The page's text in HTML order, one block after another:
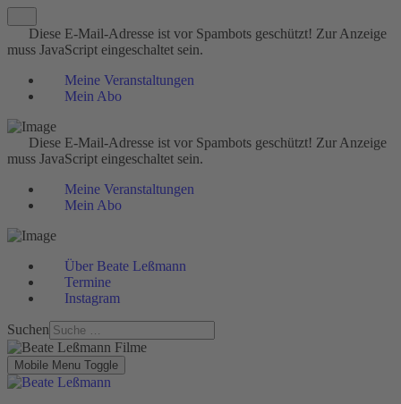
Diese E-Mail-Adresse ist vor Spambots geschützt! Zur Anzeige
muss JavaScript eingeschaltet sein.
Meine Veranstaltungen
Mein Abo
Diese E-Mail-Adresse ist vor Spambots geschützt! Zur Anzeige
muss JavaScript eingeschaltet sein.
Meine Veranstaltungen
Mein Abo
Über Beate Leßmann
Termine
Instagram
Suchen
Mobile Menu Toggle